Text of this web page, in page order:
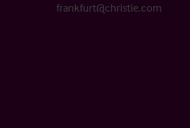
frankfurt@christie.com